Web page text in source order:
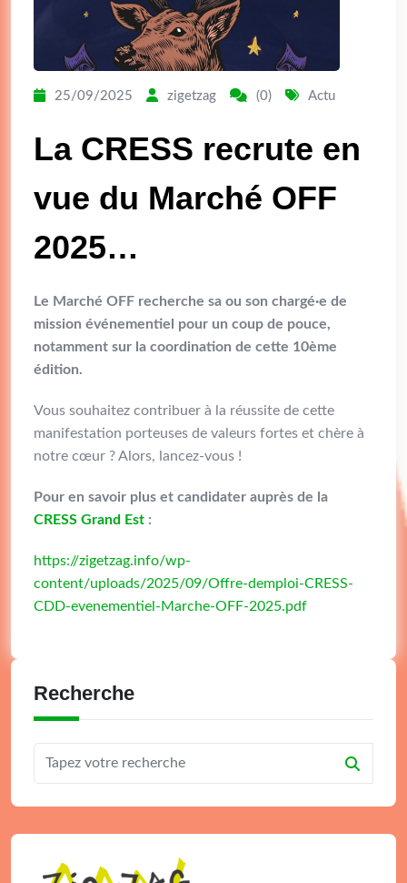
25/09/2025 zigetzag (0) Actu
La CRESS recrute en
vue du Marché OFF
2025…
Le Marché OFF recherche sa ou son chargé·e de
mission événementiel pour un coup de pouce,
notamment sur la coordination de cette 10ème
édition.
Vous souhaitez contribuer à la réussite de cette
manifestation porteuses de valeurs fortes et chère à
notre cœur ? Alors, lancez-vous !
Pour en savoir plus et candidater auprès de la
CRESS Grand Est :
https://zigetzag.info/wp-
content/uploads/2025/09/Offre-demploi-CRESS-
CDD-evenementiel-Marche-OFF-2025.pdf
Recherche